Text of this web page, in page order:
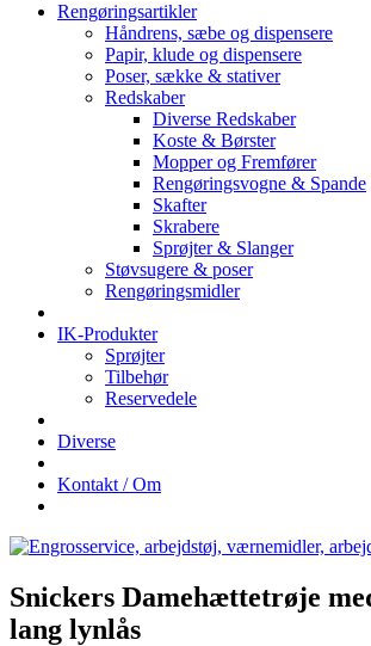
Rengøringsartikler
Håndrens, sæbe og dispensere
Papir, klude og dispensere
Poser, sække & stativer
Redskaber
Diverse Redskaber
Koste & Børster
Mopper og Fremfører
Rengøringsvogne & Spande
Skafter
Skrabere
Sprøjter & Slanger
Støvsugere & poser
Rengøringsmidler
IK-Produkter
Sprøjter
Tilbehør
Reservedele
Diverse
Kontakt / Om
Snickers Damehættetrøje
lang lynlås